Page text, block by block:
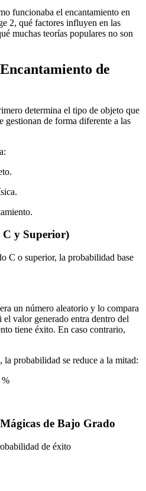
funcionaba el encantamiento en
2, qué factores influyen en las
muchas teorías populares no son
de
determina el tipo de objeto que
gestionan de forma diferente a las
C y Superior)
C o superior, la probabilidad base
un número aleatorio y lo compara
valor generado entra dentro del
tiene éxito. En caso contrario,
, la probabilidad se reduce a la mitad:
%
de Bajo Grado
de éxito